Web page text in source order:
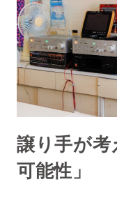
譲り手が考
可能性」